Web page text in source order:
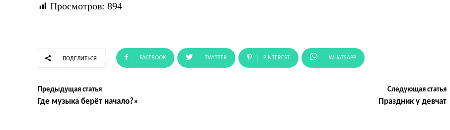
Просмотров: 894
ПОДЕЛИТЬСЯ FACEBOOK TWITTER PINTEREST WHATSAPP
Предыдущая статья
Где музыка берёт начало?»
Следующая статья
Праздник у девчат